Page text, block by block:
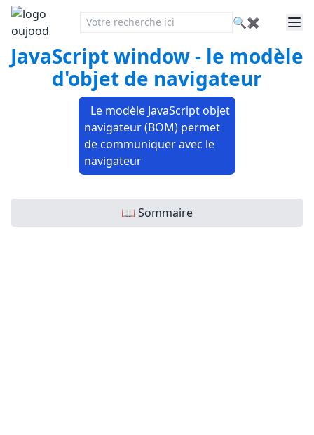
🔍 ✖
JavaScript window - le modèle
d'objet de navigateur
Le modèle JavaScript objet
navigateur (BOM) permet
de communiquer avec le
navigateur
📖 Sommaire